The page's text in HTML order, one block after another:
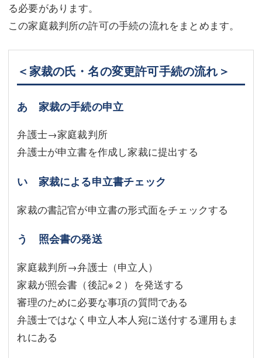
る必要があります。
この家庭裁判所の許可の手続の流れをまとめます。
＜家裁の氏・名の変更許可手続の流れ＞
あ 家裁の手続の申立
弁護士→家庭裁判所
弁護士が申立書を作成し家裁に提出する
い 家裁による申立書チェック
家裁の書記官が申立書の形式面をチェックする
う 照会書の発送
家庭裁判所→弁護士（申立人）
家裁が照会書（後記※２ ）を発送する
審理のために必要な事項の質問である
弁護士ではなく申立人本人宛に送付する運用もま
れにある